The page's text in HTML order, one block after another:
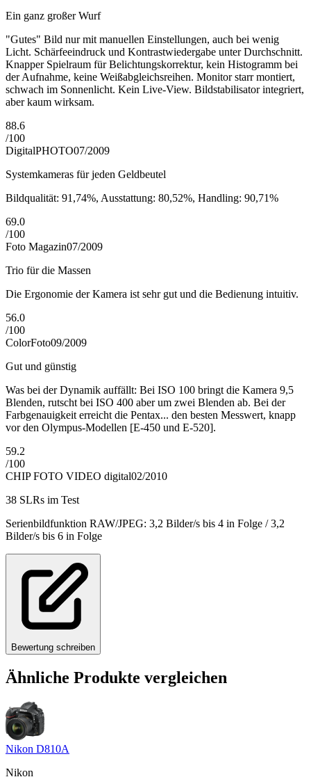
Ein ganz großer Wurf
"Gutes" Bild nur mit manuellen Einstellungen, auch bei wenig
Licht. Schärfeeindruck und Kontrastwiedergabe unter Durchschnitt.
Knapper Spielraum für Belichtungskorrektur, kein Histogramm bei
der Aufnahme, keine Weißabgleichsreihen. Monitor starr montiert,
schwach im Sonnenlicht. Kein Live-View. Bildstabilisator integriert,
aber kaum wirksam.
88.6
/100
DigitalPHOTO07/2009
Systemkameras für jeden Geldbeutel
Bildqualität: 91,74%, Ausstattung: 80,52%, Handling: 90,71%
69.0
/100
Foto Magazin07/2009
Trio für die Massen
Die Ergonomie der Kamera ist sehr gut und die Bedienung intuitiv.
56.0
/100
ColorFoto09/2009
Gut und günstig
Was bei der Dynamik auffällt: Bei ISO 100 bringt die Kamera 9,5
Blenden, rutscht bei ISO 400 aber um zwei Blenden ab. Bei der
Farbgenauigkeit erreicht die Pentax... den besten Messwert, knapp
vor den Olympus-Modellen [E-450 und E-520].
59.2
/100
CHIP FOTO VIDEO digital02/2010
38 SLRs im Test
Serienbildfunktion RAW/JPEG: 3,2 Bilder/s bis 4 in Folge / 3,2
Bilder/s bis 6 in Folge
Bewertung schreiben
Ähnliche Produkte vergleichen
Nikon D810A
Nikon